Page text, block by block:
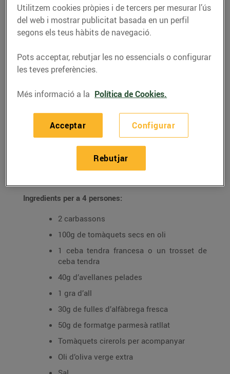
Espaguetis de carbassó
amb pesto vermell
Ingredients per a 4 persones:
2 carbassons
100g de tomàquets secs en oli
1 ceba tendra francesa o un trosset de
ceba tendra
40g d’avellanes pelades
1 gra d’all
30g de fulles d’alfàbrega fresca
50g de formatge parmesà ratllat
Tomàquets cirerols per acompanyar
Oli d’oliva verge extra
Utilitzem cookies pròpies i de tercers per mesurar l’ús
del web i mostrar publicitat basada en un perfil
segons els teus hàbits de navegació.
Pots acceptar, rebutjar les no essencials o configurar
les teves preferències.
Més informació a la Política de Cookies.
Configurar
Rebutjar
Acceptar